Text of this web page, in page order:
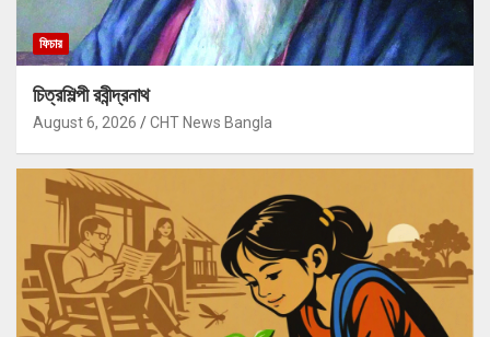
ফিচার
চিত্রশিল্পী রবীন্দ্রনাথ
August 6, 2026 CHT News Bangla